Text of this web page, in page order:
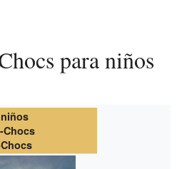
para niños
Chocs